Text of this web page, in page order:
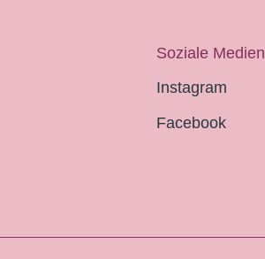
Soziale Medien
Instagram
Facebook